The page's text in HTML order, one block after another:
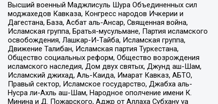
Высший военный Маджлисуль Шура Объединенных сил
моджахедов Кавказа, Конгресс народов Ичкерии и
Дагестана, База, Асбат аль-Ансар, Священная война,
Исламская группа, Братья-мусульмане, Партия исламского
освобождения, Лашкар-И-Тайба, Исламская группа,
Движение Талибан, Исламская партия Туркестана,
Общество социальных реформ, Общество возрождения
исламского наследия, Дом двух святых, Джунд аш-Шам,
Исламский джихад, Аль-Каида, Имарат Кавказ, АБТО,
Правый сектор, Исламское государство, Джабха аль-
Нусра ли-Ахль аш-Шам, Народное ополчение имени К.
Минина и Д. Пожарского, Аджр от Аллаха Субхану уа